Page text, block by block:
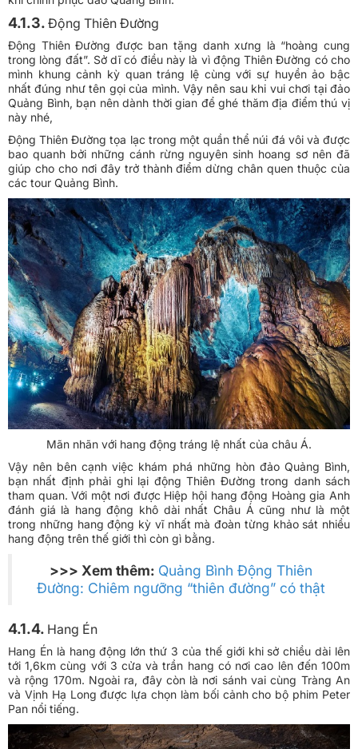
4.1.3. Động Thiên Đường
Động Thiên Đường được ban tặng danh xưng là “hoàng cung
trong lòng đất”. Sở dĩ có điều này là vì động Thiên Đường có cho
mình khung cảnh kỳ quan tráng lệ cùng với sự huyền ảo bậc
nhất đúng như tên gọi của mình. Vậy nên sau khi vui chơi tại đảo
Quảng Bình, bạn nên dành thời gian để ghé thăm địa điểm thú vị
này nhé,
Động Thiên Đường tọa lạc trong một quần thể núi đá vôi và được
bao quanh bởi những cánh rừng nguyên sinh hoang sơ nên đã
giúp cho cho nơi đây trở thành điểm dừng chân quen thuộc của
các tour Quảng Bình.
Mãn nhãn với hang động tráng lệ nhất của châu Á.
Vậy nên bên cạnh việc khám phá những hòn đảo Quảng Bình,
bạn nhất định phải ghi lại động Thiên Đường trong danh sách
tham quan. Với một nơi được Hiệp hội hang động Hoàng gia Anh
đánh giá là hang động khô dài nhất Châu Á cũng như là một
trong những hang động kỳ vĩ nhất mà đoàn từng khảo sát nhiều
hang động trên thế giới thì còn gì bằng.
>>> Xem thêm: Quảng Bình Động Thiên
Đường: Chiêm ngưỡng “thiên đường” có thật
4.1.4. Hang Én
Hang Én là hang động lớn thứ 3 của thế giới khi sở chiều dài lên
tới 1,6km cùng với 3 cửa và trần hang có nơi cao lên đến 100m
và rộng 170m. Ngoài ra, đây còn là nơi sánh vai cùng Tràng An
và Vịnh Hạ Long được lựa chọn làm bối cảnh cho bộ phim Peter
Pan nổi tiếng.